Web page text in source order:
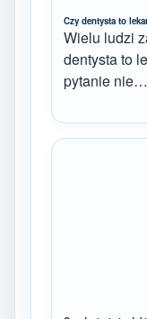
Czy dentysta to
Wielu ludzi
dentysta to
pytanie nie…